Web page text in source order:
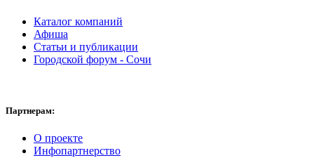
Каталог компаний
Афиша
Статьи и публикации
Городской форум - Сочи
Партнерам:
О проекте
Инфопартнерство